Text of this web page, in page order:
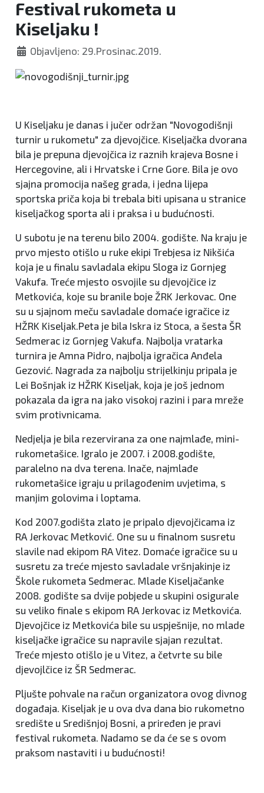
Festival rukometa u
Kiseljaku !
Objavljeno: 29.Prosinac.2019.
U Kiseljaku je danas i jučer održan "Novogodišnji
turnir u rukometu" za djevojčice. Kiseljačka dvorana
bila je prepuna djevojčica iz raznih krajeva Bosne i
Hercegovine, ali i Hrvatske i Crne Gore. Bila je ovo
sjajna promocija našeg grada, i jedna lijepa
sportska priča koja bi trebala biti upisana u stranice
kiseljačkog sporta ali i praksa i u budućnosti.
U subotu je na terenu bilo 2004. godište. Na kraju je
prvo mjesto otišlo u ruke ekipi Trebjesa iz Nikšića
koja je u finalu savladala ekipu Sloga iz Gornjeg
Vakufa. Treće mjesto osvojile su djevojčice iz
Metkovića, koje su branile boje ŽRK Jerkovac. One
su u sjajnom meču savladale domaće igračice iz
HŽRK Kiseljak.Peta je bila Iskra iz Stoca, a šesta ŠR
Sedmerac iz Gornjeg Vakufa. Najbolja vratarka
turnira je Amna Pidro, najbolja igračica Anđela
Gezović. Nagrada za najbolju strijelkinju pripala je
Lei Bošnjak iz HŽRK Kiseljak, koja je još jednom
pokazala da igra na jako visokoj razini i para mreže
svim protivnicama.
Nedjelja je bila rezervirana za one najmlađe, mini-
rukometašice. Igralo je 2007. i 2008.godište,
paralelno na dva terena. Inače, najmlađe
rukometašice igraju u prilagođenim uvjetima, s
manjim golovima i loptama.
Kod 2007.godišta zlato je pripalo djevojčicama iz
RA Jerkovac Metković. One su u finalnom susretu
slavile nad ekipom RA Vitez. Domaće igračice su u
susretu za treće mjesto savladale vršnjakinje iz
Škole rukometa Sedmerac. Mlade Kiseljačanke
2008. godište sa dvije pobjede u skupini osigurale
su veliko finale s ekipom RA Jerkovac iz Metkovića.
Djevojčice iz Metkovića bile su uspješnije, no mlade
kiseljačke igračice su napravile sjajan rezultat.
Treće mjesto otišlo je u Vitez, a četvrte su bile
djevojlčice iz ŠR Sedmerac.
Pljušte pohvale na račun organizatora ovog divnog
događaja. Kiseljak je u ova dva dana bio rukometno
središte u Središnjoj Bosni, a priređen je pravi
festival rukometa. Nadamo se da će se s ovom
praksom nastaviti i u budućnosti!